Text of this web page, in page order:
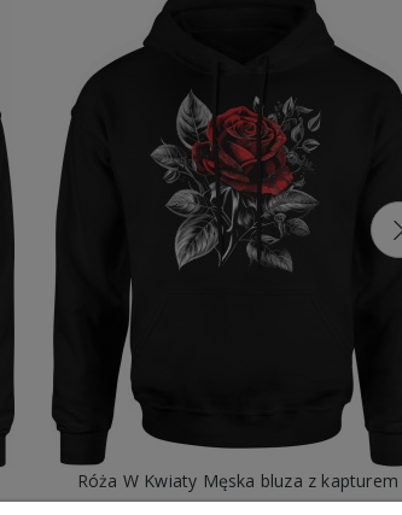
Róża W Kwiaty Męska bluza z kapturem